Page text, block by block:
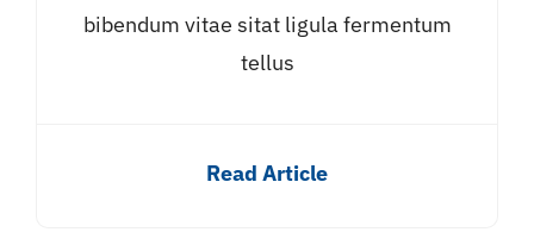
bibendum vitae sitat ligula fermentum
tellus
Read Article